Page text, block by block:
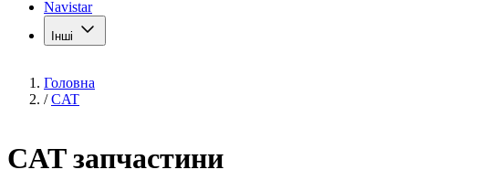
Navistar
Інші
Головна
/ CAT
CAT запчастини